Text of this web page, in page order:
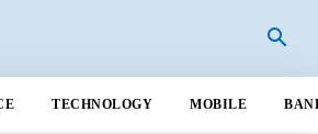
TECHNOLOGY MOBILE